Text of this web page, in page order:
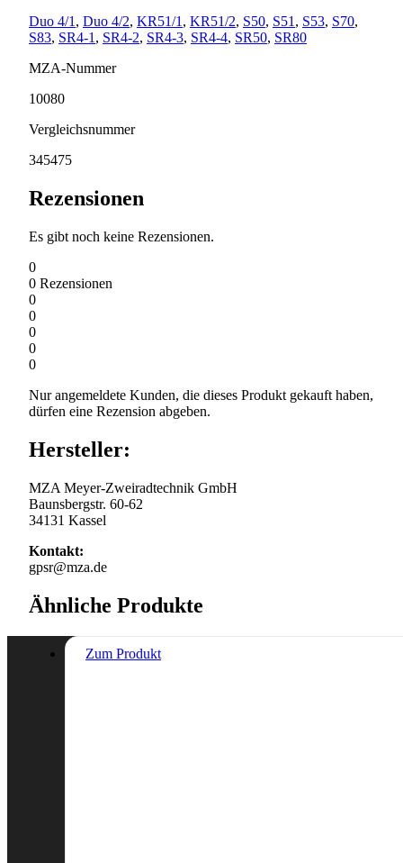
Duo 4/1 , Duo 4/2, KR51/1 , KR51/2, S50, S51 , S53, S70,
S83, SR4-1 , SR4-2, SR4-3, SR4-4, SR50, SR80
MZA-Nummer
10080
Vergleichsnummer
345475
Rezensionen
Es gibt noch keine Rezensionen.
0
0 Rezensionen
0
0
0
0
0
Nur angemeldete Kunden, die dieses Produkt gekauft haben,
dürfen eine Rezension abgeben.
Hersteller:
MZA Meyer-Zweiradtechnik GmbH
Baunsbergstr. 60-62
34131 Kassel
Kontakt:
gpsr@mza.de
Ähnliche Produkte
Zum Produkt